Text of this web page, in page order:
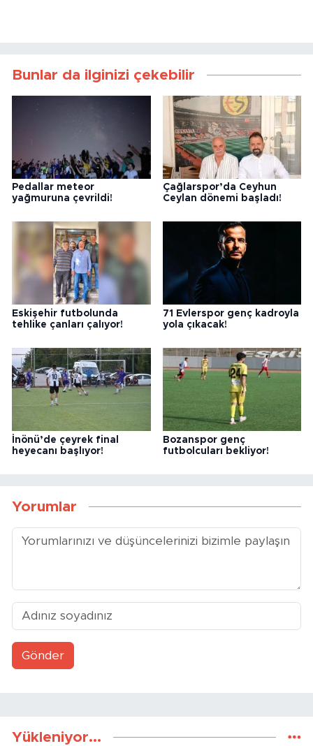
Bunlar da ilginizi çekebilir
Pedallar meteor
yağmuruna çevrildi!
Çağlarspor’da Ceyhun
Ceylan dönemi başladı!
Eskişehir futbolunda
tehlike çanları çalıyor!
71 Evlerspor genç kadroyla
yola çıkacak!
İnönü’de çeyrek final
heyecanı başlıyor!
Bozanspor genç
futbolcuları bekliyor!
Yorumlar
Gönder
Yükleniyor...